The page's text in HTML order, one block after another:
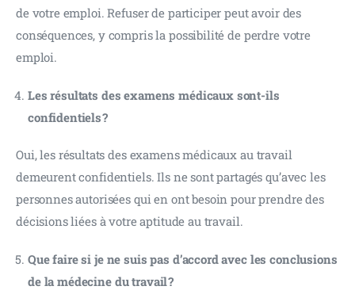
de votre emploi. Refuser de participer peut avoir des
conséquences, y compris la possibilité de perdre votre
emploi.
Les résultats des examens médicaux sont-ils
confidentiels ?
Oui, les résultats des examens médicaux au travail
demeurent confidentiels. Ils ne sont partagés qu’avec les
personnes autorisées qui en ont besoin pour prendre des
décisions liées à votre aptitude au travail.
Que faire si je ne suis pas d’accord avec les conclusions
de la médecine du travail ?